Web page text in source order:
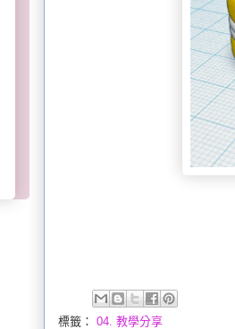
標籤： 04. 教學分享